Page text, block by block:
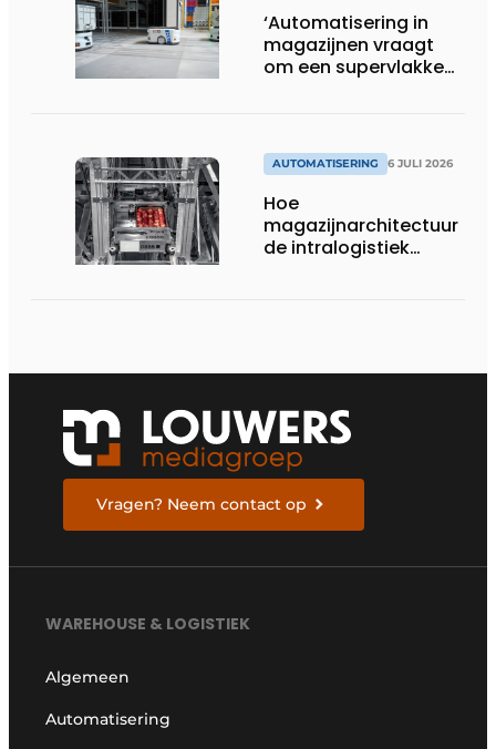
‘Automatisering in
magazijnen vraagt
om een supervlakke
AUTOMATISERING 6 JULI 2026
Hoe
magazijnarchitectuur
de intralogistiek
Vragen? Neem contact op
WAREHOUSE & LOGISTIEK
Algemeen
Automatisering